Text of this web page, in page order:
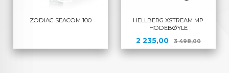
ZODIAC SEACOM 100
HELLBERG XSTREAM MP
HODEBØYLE
Tilbud
2 235,00 3 498,00Rabatt